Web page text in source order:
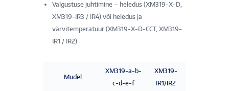
Valgustuse juhtimine – heledus (XM319-X-D,
XM319-IR3 / IR4) või heledus ja
värvitemperatuur (XM319-X-D-CCT, XM319-
IR1 / IR2)
Mudel
XM319-a-b-
c-d-e-f
XM319-
IR1/IR2